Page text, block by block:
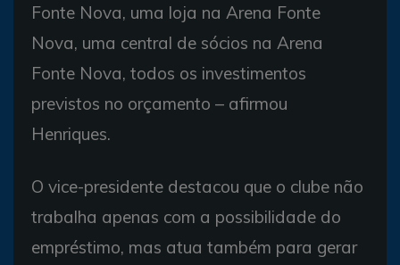
Fonte Nova, uma loja na Arena Fonte
Nova, uma central de sócios na Arena
Fonte Nova, todos os investimentos
previstos no orçamento – afirmou
Henriques.
O vice-presidente destacou que o clube não
trabalha apenas com a possibilidade do
empréstimo, mas atua também para gerar